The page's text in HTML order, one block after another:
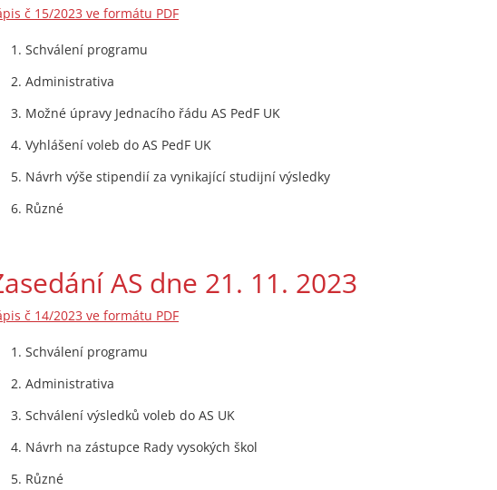
č 15/2023 ve formátu PDF
Schválení programu
Administrativa
Možné úpravy Jednacího řádu AS PedF UK
Vyhlášení voleb do AS PedF UK
Návrh výše stipendií za vynikající studijní výsledky
Různé
AS dne 21. 11. 2023
č 14/2023 ve formátu PDF
Schválení programu
Administrativa
Schválení výsledků voleb do AS UK
Návrh na zástupce Rady vysokých škol
Různé